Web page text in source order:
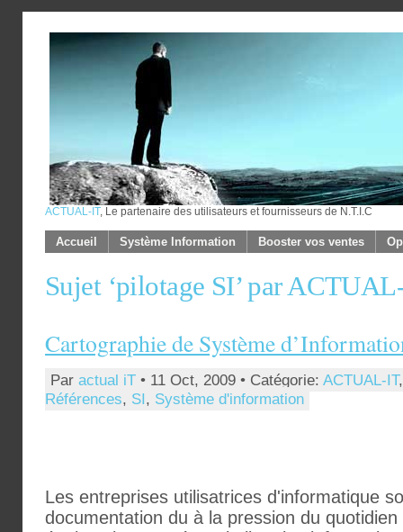
ACTUAL-IT, Le partenaire des utilisateurs et fournisseurs de N.T.I.C
Accueil Système Information Booster vos ventes
Sujet ‘pilotage SI’ par
Cartographie de Système
Par actual iT • 11 Oct, 2009 • Catégorie: ACTUAL-IT
Références, SI, Système d'information
Les entreprises utilisatrices d'informatique
documentation du à la pression du